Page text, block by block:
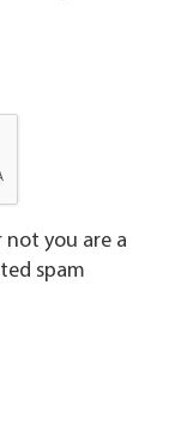
you are a
spam